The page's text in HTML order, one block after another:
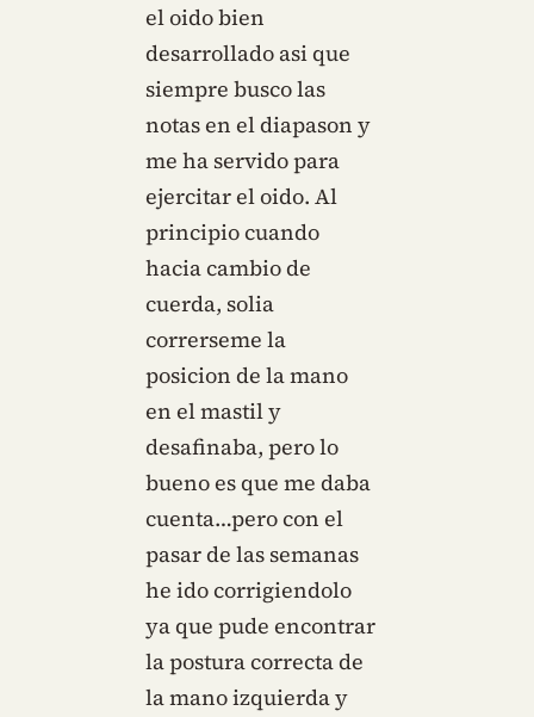
el oido bien
desarrollado asi que
siempre busco las
notas en el diapason y
me ha servido para
ejercitar el oido. Al
principio cuando
hacia cambio de
cuerda, solia
correrseme la
posicion de la mano
en el mastil y
desafinaba, pero lo
bueno es que me daba
cuenta…pero con el
pasar de las semanas
he ido corrigiendolo
ya que pude encontrar
la postura correcta de
la mano izquierda y